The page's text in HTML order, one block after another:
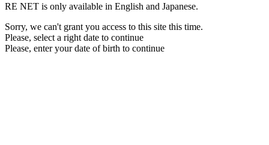
RE NET is only available in English and Japanese.
Sorry, we can't grant you access to this site this time.
Please, select a right date to continue
Please, enter your date of birth to continue